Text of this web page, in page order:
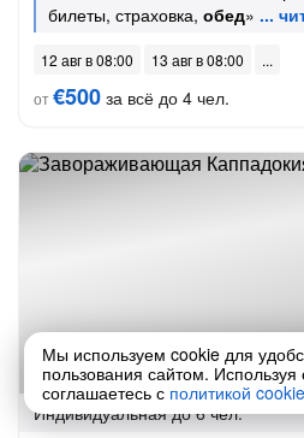
билеты, страховка, обед»
12 авг в 08:00
13 авг в 08:00
от€500 за всё до 4 чел.
Индивидуальная до 6 чел.
Мы используем cookie для
пользования сайтом. Используя
соглашаетесь с политикой cookie